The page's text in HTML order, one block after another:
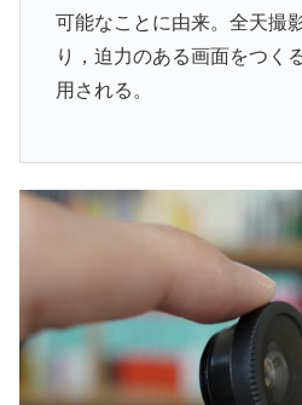
可能なことに由来。全天撮
り，迫力のある画面をつく
用される。